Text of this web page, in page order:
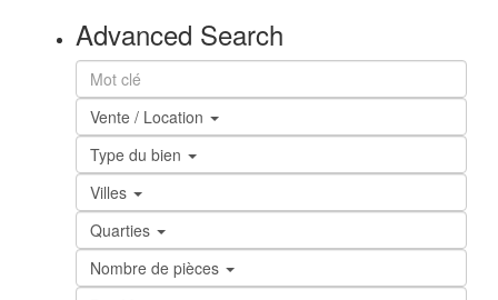
Advanced Search
Vente / Location
Type du bien
Villes
Quarties
Nombre de pièces